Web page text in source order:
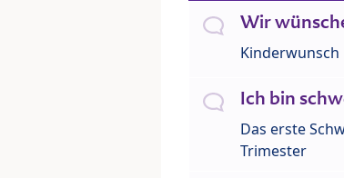
Wir
Ich bin
Das erste
Trimester